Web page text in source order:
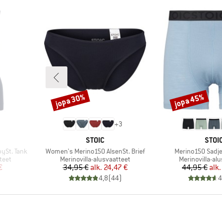
Tank
hinta
+3
MERKKI
STOIC
Tuote
Women's Merino150 AlsenSt. Brief
Tuoteryhmä
Merinovilla-alusvaatteet
Hinta
34,95 € Alennettu hinta
alk. 24,47 €
4,8(44)
Alennus
jopa 30%
Tuote
Merino150
Tuoteryhmä
Merinovilla-
44,95 € alk.
Alennus
jopa 45%